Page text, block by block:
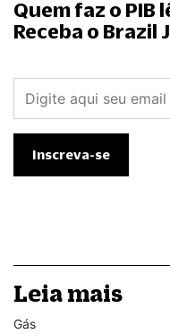
Quem faz o PIB
Receba o Brazil
Leia mais
Gás